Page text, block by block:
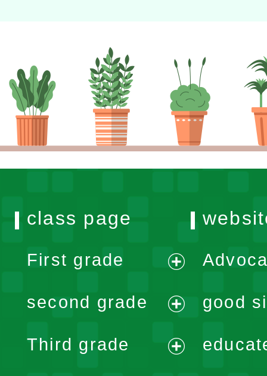
class page
First grade
menu
second grade
menu
Third grade
good